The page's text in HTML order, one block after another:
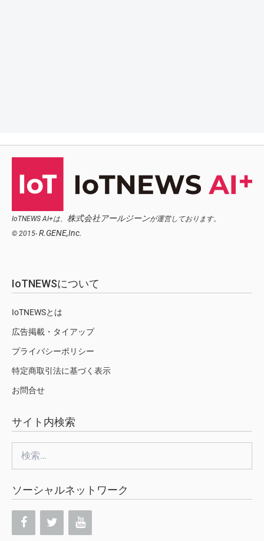
IoTNEWS AI+は、 株式会社アールジーンが運営しております。
© 2015- R.GENE,Inc.
IoTNEWSについて
IoTNEWSとは
広告掲載・タイアップ
プライバシーポリシー
特定商取引法に基づく表示
お問合せ
サイト内検索
ソーシャルネットワーク